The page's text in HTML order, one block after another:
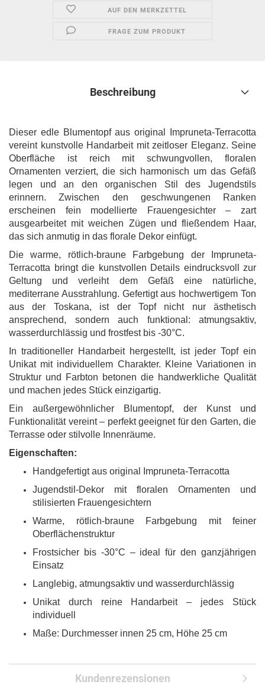
AUF DEN MERKZETTEL
FRAGE ZUM PRODUKT
Beschreibung
Dieser edle Blumentopf aus original Impruneta-Terracotta
vereint kunstvolle Handarbeit mit zeitloser Eleganz. Seine
Oberfläche ist reich mit schwungvollen, floralen
Ornamenten verziert, die sich harmonisch um das Gefäß
legen und an den organischen Stil des Jugendstils
erinnern. Zwischen den geschwungenen Ranken
erscheinen fein modellierte Frauengesichter – zart
ausgearbeitet mit weichen Zügen und fließendem Haar,
das sich anmutig in das florale Dekor einfügt.
Die warme, rötlich-braune Farbgebung der Impruneta-
Terracotta bringt die kunstvollen Details eindrucksvoll zur
Geltung und verleiht dem Gefäß eine natürliche,
mediterrane Ausstrahlung. Gefertigt aus hochwertigem Ton
aus der Toskana, ist der Topf nicht nur ästhetisch
ansprechend, sondern auch funktional: atmungsaktiv,
wasserdurchlässig und frostfest bis -30°C.
In traditioneller Handarbeit hergestellt, ist jeder Topf ein
Unikat mit individuellem Charakter. Kleine Variationen in
Struktur und Farbton betonen die handwerkliche Qualität
und machen jedes Stück einzigartig.
Ein außergewöhnlicher Blumentopf, der Kunst und
Funktionalität vereint – perfekt geeignet für den Garten, die
Terrasse oder stilvolle Innenräume.
Eigenschaften:
Handgefertigt aus original Impruneta-Terracotta
Jugendstil-Dekor mit floralen Ornamenten und
stilisierten Frauengesichtern
Warme, rötlich-braune Farbgebung mit feiner
Oberflächenstruktur
Frostsicher bis -30°C – ideal für den ganzjährigen
Einsatz
Langlebig, atmungsaktiv und wasserdurchlässig
Unikat durch reine Handarbeit – jedes Stück
individuell
Maße: Durchmesser innen 25 cm, Höhe 25 cm
Kundenrezensionen